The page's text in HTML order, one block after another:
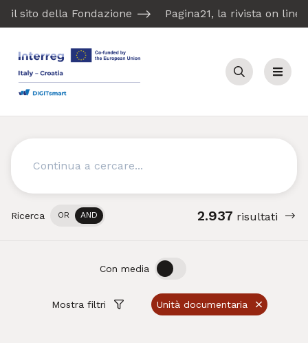
il sito della Fondazione Pagina21, la rivista on line
Cerca Menu
Cerca
Ricerca OR AND 2.937 risultati
Mostra filtri Unità documentaria
Con media OFF